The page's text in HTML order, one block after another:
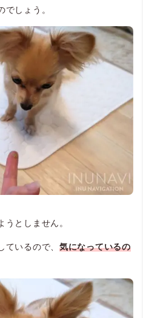
しょう。
うとしません。
ているので、 気になっているの